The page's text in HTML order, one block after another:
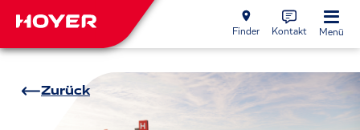
Finder Kontakt Menü
Zurück